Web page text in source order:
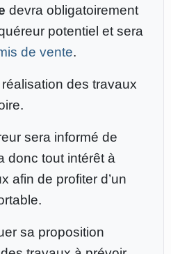
devra obligatoirement
potentiel et sera
de vente.
des travaux
sera informé de
donc tout intérêt à
afin de profiter d’un
sa proposition